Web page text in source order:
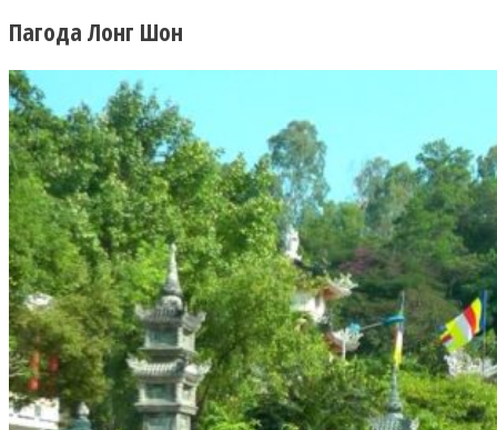
Пагода Лонг Шон